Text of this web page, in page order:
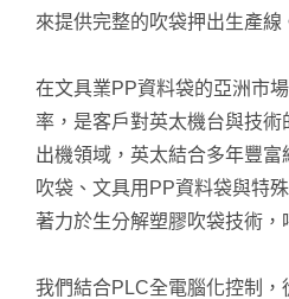
來提供完整的吹袋押出生產線
在文具業PP資料袋的亞洲市
率，是客戶對英太機台與技
出機領域，英太結合多年豐
吹袋、文具用PP資料袋與特
著力於生分解塑膠吹袋技術，
我們結合PLC全電腦化控制，